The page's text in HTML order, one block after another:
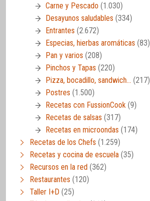
Carne y Pescado (1.030)
Desayunos saludables (334)
Entrantes (2.672)
Especias, hierbas aromáticas (83)
Pan y varios (208)
Pinchos y Tapas (220)
Pizza, bocadillo, sandwich… (217)
Postres (1.500)
Recetas con FussionCook (9)
Recetas de salsas (317)
Recetas en microondas (174)
Recetas de los Chefs (1.259)
Recetas y cocina de escuela (35)
Recursos en la red (362)
Restaurantes (120)
Taller I+D (25)